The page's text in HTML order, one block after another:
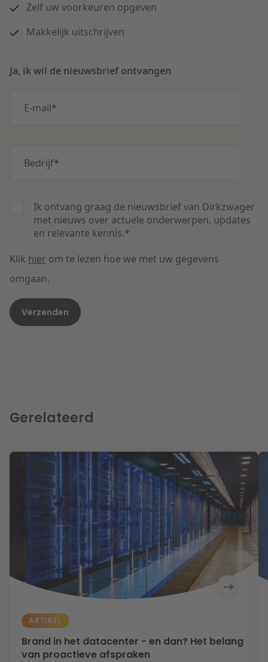
Zelf uw voorkeuren opgeven
Makkelijk uitschrijven
Ja, ik wil de nieuwsbrief ontvangen
E-mail*
Bedrijf*
Ik ontvang graag de nieuwsbrief van Dirkzwager
met nieuws over actuele onderwerpen, updates
en relevante kennis.*
Klik hier om te lezen hoe we met uw gegevens
omgaan.
Gerelateerd
ARTIKEL
Brand in het datacenter - en dan? Het belang
van proactieve afspraken